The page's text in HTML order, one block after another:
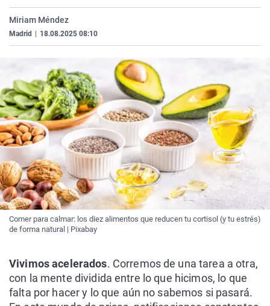
Miriam Méndez
Madrid 18.08.2025 08:10
Comer para calmar: los diez alimentos que reducen tu cortisol (y tu estrés)
de forma natural | Pixabay
Vivimos acelerados. Corremos de una tarea a otra,
con la mente dividida entre lo que hicimos, lo que
falta por hacer y lo que aún no sabemos si pasará.